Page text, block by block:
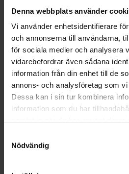
Denna webbplats använder
Vi använder enhetsidentifierare
och annonserna till användarna,
för sociala medier och analysera
vidarebefordrar även sådana
information från din enhet till de
annons- och analysföretag som
Dessa kan i sin tur kombinera
information som du har
Nödvändig
Huuhtele ja liota kuivattuja
Hienonna sipulit ja aprikoosit.
Kiehauta mausteita ja
minuuttia ja lisää broilerin
kauniin ruskeaksi kauttaaltaan.
Lisää joukkoon paloitellut
minuuttia ja suurusta
sekoitetulla maissijauholla.
kanafondia. Keitä muutama
Ripota pinnalle persiljaa ja
kanssa.